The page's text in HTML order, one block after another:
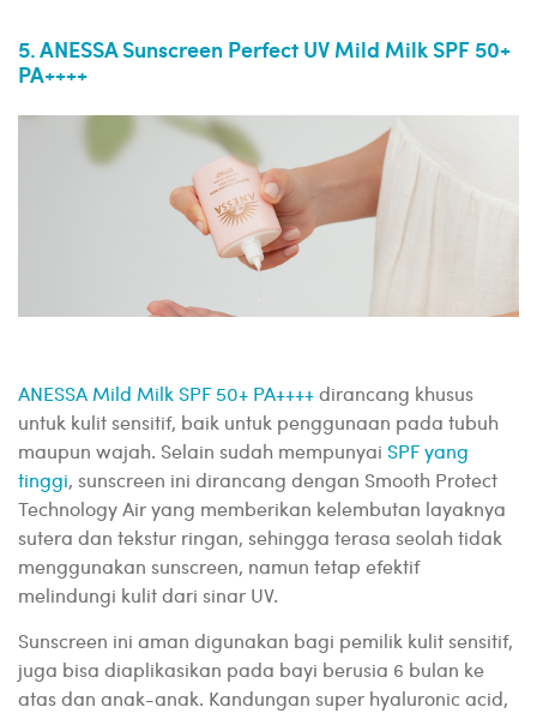
5. ANESSA Sunscreen Perfect UV Mild Milk SPF 50+
PA++++
ANESSA Mild Milk SPF 50+ PA++++dirancang khusus
untuk kulit sensitif, baik untuk penggunaan pada tubuh
maupun wajah. Selain sudah mempunyai SPF yang
tinggi, sunscreen ini dirancang dengan Smooth Protect
Technology Air yang memberikan kelembutan layaknya
sutera dan tekstur ringan, sehingga terasa seolah tidak
menggunakan sunscreen, namun tetap efektif
melindungi kulit dari sinar UV.
Sunscreen ini aman digunakan bagi pemilik kulit sensitif,
juga bisa diaplikasikan pada bayi berusia 6 bulan ke
atas dan anak-anak. Kandungan super hyaluronic acid,